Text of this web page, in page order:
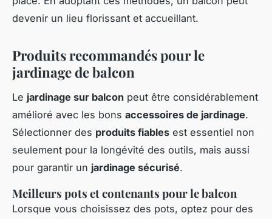
devenir un lieu florissant et accueillant.
Produits recommandés pour le
jardinage de balcon
Le jardinage sur balcon peut être considérablement
amélioré avec les bons accessoires de jardinage.
Sélectionner des produits fiables est essentiel non
seulement pour la longévité des outils, mais aussi
pour garantir un jardinage sécurisé.
Meilleurs pots et contenants pour le balcon
Lorsque vous choisissez des pots, optez pour des